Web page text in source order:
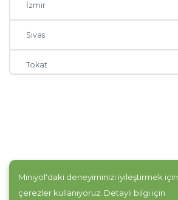
İzmir
Sivas
Tokat
Elazığ
Miniyol'daki deneyiminizi iyileştirmek için
çerezler kullanıyoruz. Detaylı bilgi için